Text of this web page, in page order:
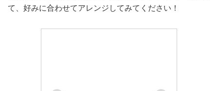
て、好みに合わせてアレンジしてみてください！